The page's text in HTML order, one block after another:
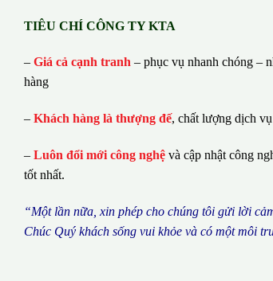
TIÊU CHÍ CÔNG TY KTA
– Giá cả cạnh tranh – phục vụ nhanh chóng –
hàng
– Khách hàng là thượng đế, chất lượng dịch
– Luôn đổi mới công nghệ và cập nhật công
tốt nhất.
“Một lần nữa, xin phép cho chúng tôi gửi lời cả
Chúc Quý khách sống vui khỏe và có một môi tr